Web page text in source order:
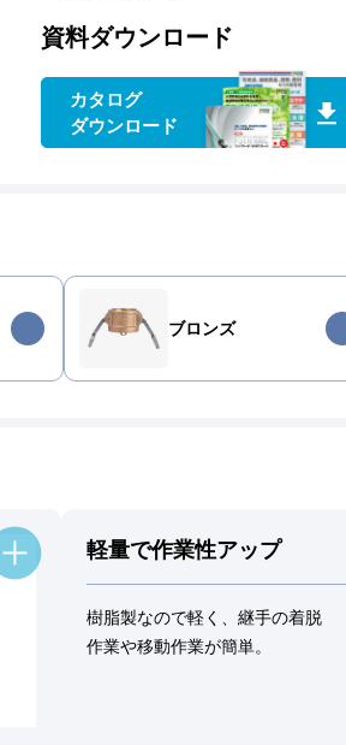
資料ダウンロード
カタログ
ダウンロード
ブロンズ
軽量で作業性アップ
樹脂製なので軽く、継手の着脱
作業や移動作業が簡単。